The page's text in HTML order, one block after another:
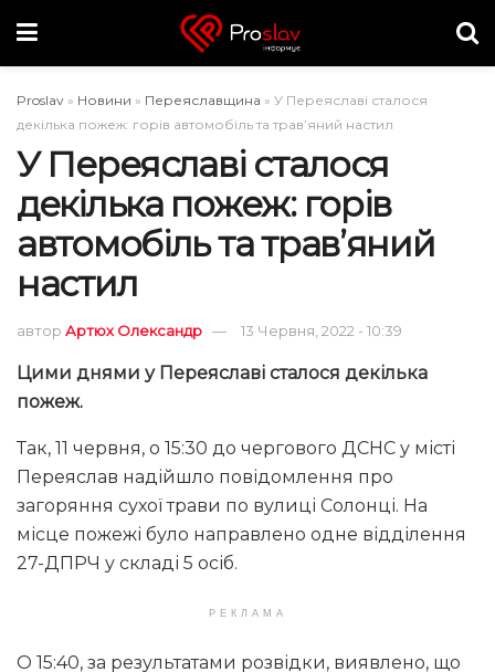
Proslav » Новини » Переяславщина » У Переяславі сталося
декілька пожеж: горів автомобіль та трав’яний настил
У Переяславі сталося
декілька пожеж: горів
автомобіль та трав’яний
настил
автор Артюх Олександр 13 Червня, 2022 - 10:39
Цими днями у Переяславі сталося декілька
пожеж.
Так, 11 червня, о 15:30 до чергового ДСНС у місті
Переяслав надійшло повідомлення про
загоряння сухої трави по вулиці Солонці. На
місце пожежі було направлено одне відділення
27-ДПРЧ у складі 5 осіб.
РЕКЛАМА
О 15:40, за результатами розвідки, виявлено, що